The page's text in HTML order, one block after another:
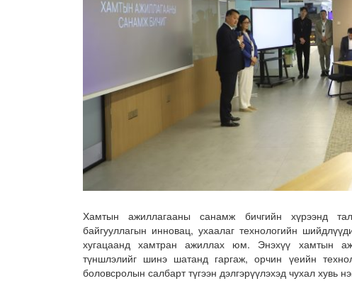
Хамтын ажиллагааны санамж бичгийн хүрээнд
байгууллагын инновац, ухаалаг технологийн
хугацаанд хамтран ажиллах юм. Энэхүү хамтын
түншлэлийг шинэ шатанд гаргаж, орчин үеийн
боловсролын салбарт түгээн дэлгэрүүлэхэд чухал хувь